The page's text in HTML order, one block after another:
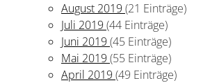
August 2019 (21 Einträge)
Juli 2019 (44 Einträge)
Juni 2019 (45 Einträge)
Mai 2019 (55 Einträge)
April 2019 (49 Einträge)